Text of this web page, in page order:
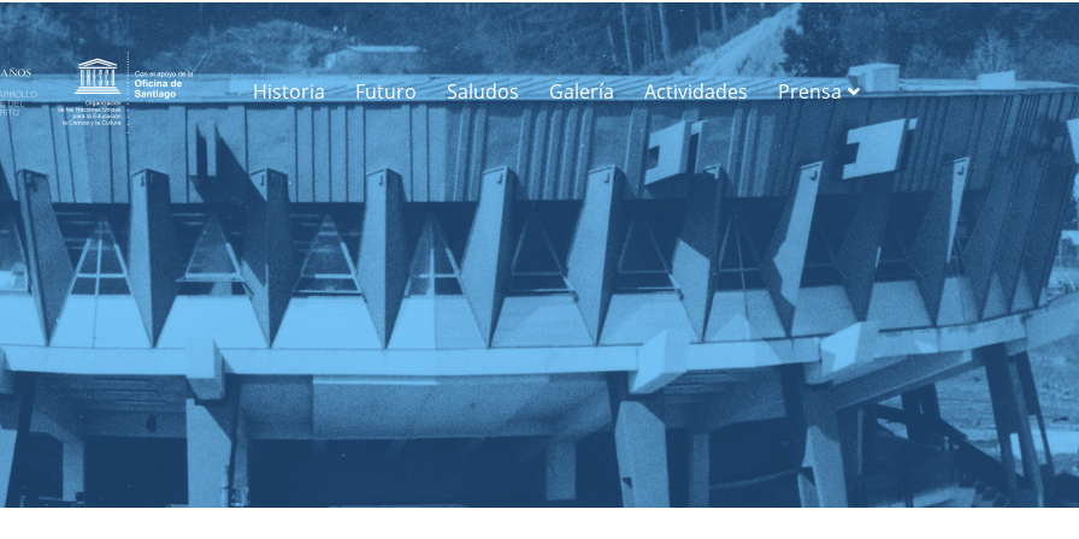
Historia Futuro Saludos Galería Actividades Prensa